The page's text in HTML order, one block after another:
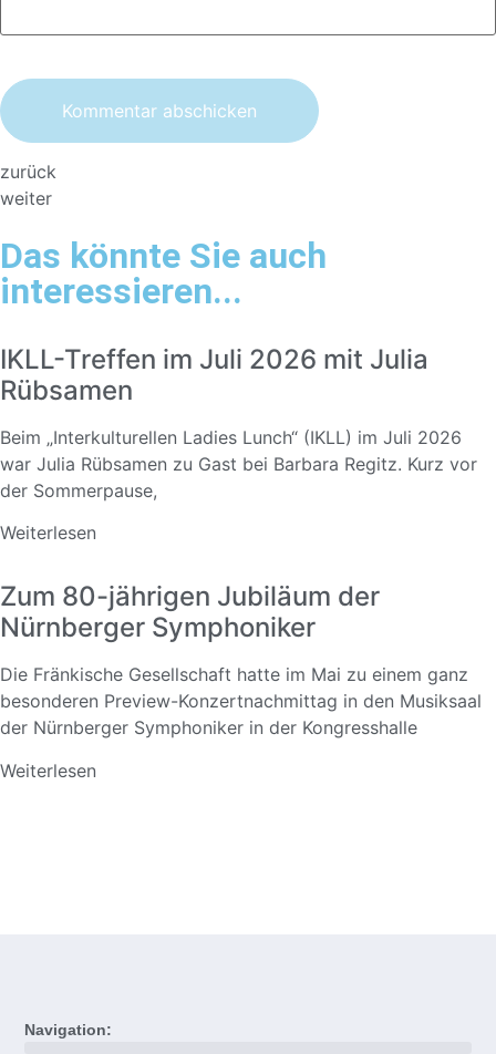
zurück
weiter
Das könnte Sie auch
interessieren...
IKLL-Treffen im Juli 2026 mit Julia
Rübsamen
Beim „Interkulturellen Ladies Lunch“ (IKLL) im Juli 2026
war Julia Rübsamen zu Gast bei Barbara Regitz. Kurz vor
der Sommerpause,
Weiterlesen
Zum 80-jährigen Jubiläum der
Nürnberger Symphoniker
Die Fränkische Gesellschaft hatte im Mai zu einem ganz
besonderen Preview-Konzertnachmittag in den Musiksaal
der Nürnberger Symphoniker in der Kongresshalle
Weiterlesen
Navigation: